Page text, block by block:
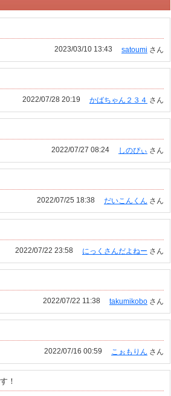
satoumi さん
2023/03/10 13:43
かばちゃん２３４ さん
2022/07/28 20:19
しのぴぃ さん
2022/07/27 08:24
だいこんくん さん
2022/07/25 18:38
にっくさんだよねー さん
2022/07/22 23:58
takumikobo さん
2022/07/22 11:38
こぉもりん さん
2022/07/16 00:59
！